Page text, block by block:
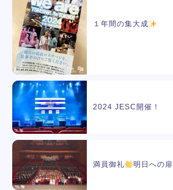
１年間の集大成
2024 JESC開催！
満員御礼 明日への扉